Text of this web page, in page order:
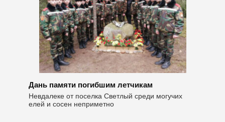
Дань памяти погибшим летчикам
Невдалеке от поселка Светлый среди могучих
елей и сосен неприметно